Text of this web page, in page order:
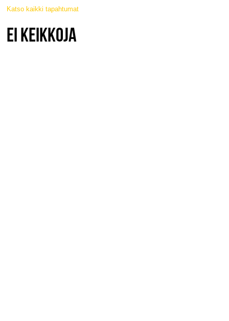
Katso kaikki tapahtumat
JAZZ FINLAND LIVE
EI KEIKKOJA